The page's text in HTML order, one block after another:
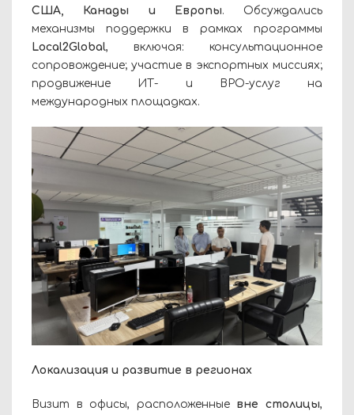
США, Канады и Европы. Обсуждались
механизмы поддержки в рамках программы
Local2Global, включая: консультационное
сопровождение; участие в экспортных миссиях;
продвижение ИТ- и BPO-услуг на
международных площадках.
Локализация и развитие в регионах
Визит в офисы, расположенные вне столицы,